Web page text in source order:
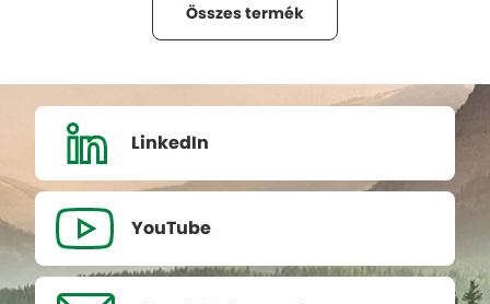
Összes termék
LinkedIn
YouTube